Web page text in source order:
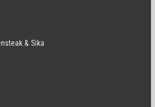
& Sika